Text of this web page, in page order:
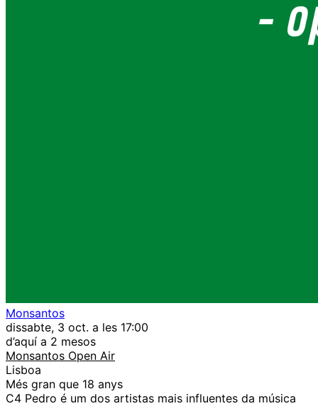
Monsantos
dissabte, 3 oct. a les 17:00
d’aquí a 2 mesos
Monsantos Open Air
Lisboa
Més gran que 18 anys
C4 Pedro é um dos artistas mais influentes da música